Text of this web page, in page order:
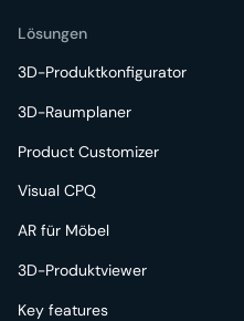
Lösungen
3D-Produktkonfigurator
3D-Raumplaner
Product Customizer
Visual CPQ
AR für Möbel
3D-Produktviewer
Key features